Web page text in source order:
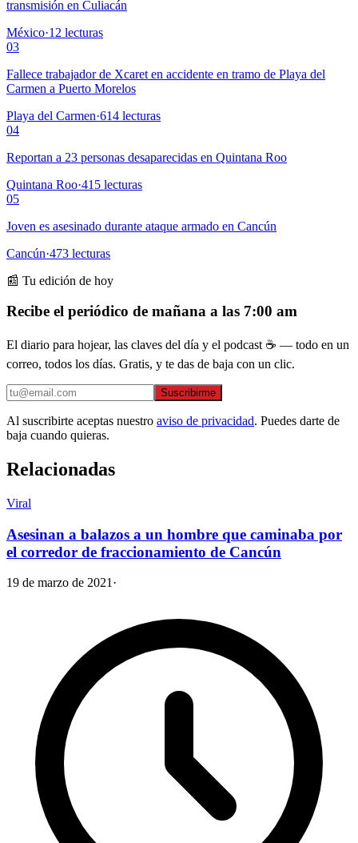
transmisión en Culiacán
México·12 lecturas
03
Fallece trabajador de Xcaret en accidente en tramo de Playa del
Carmen a Puerto Morelos
Playa del Carmen·614 lecturas
04
Reportan a 23 personas desaparecidas en Quintana Roo
Quintana Roo·415 lecturas
05
Joven es asesinado durante ataque armado en Cancún
Cancún·473 lecturas
📰 Tu edición de hoy
Recibe el periódico de mañana a las 7:00 am
El diario para hojear, las claves del día y el podcast ☕ — todo en un
correo, todos los días. Gratis, y te das de baja con un clic.
Suscribirme
Al suscribirte aceptas nuestro aviso de privacidad. Puedes darte de
baja cuando quieras.
Relacionadas
Viral
Asesinan a balazos a un hombre que caminaba por
el corredor de fraccionamiento de Cancún
19 de marzo de 2021 ·